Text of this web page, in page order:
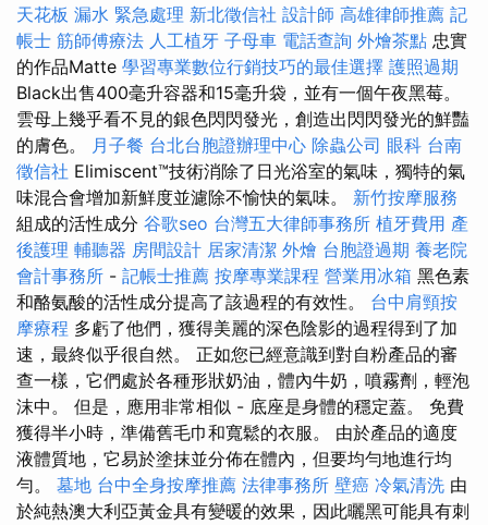
天花板 漏水 緊急處理 新北徵信社 設計師 高雄律師推薦 記
帳士 筋師傅療法 人工植牙 子母車 電話查詢 外燴茶點 忠實
的作品Matte 學習專業數位行銷技巧的最佳選擇 護照過期
Black出售400毫升容器和15毫升袋，並有一個午夜黑莓。
雲母上幾乎看不見的銀色閃閃發光，創造出閃閃發光的鮮豔
的膚色。 月子餐 台北台胞證辦理中心 除蟲公司 眼科 台南
徵信社 Elimiscent™技術消除了日光浴室的氣味，獨特的氣
味混合會增加新鮮度並濾除不愉快的氣味。 新竹按摩服務
組成的活性成分 谷歌seo 台灣五大律師事務所 植牙費用 產
後護理 輔聽器 房間設計 居家清潔 外燴 台胞證過期 養老院
會計事務所 - 記帳士推薦 按摩專業課程 營業用冰箱 黑色素
和酪氨酸的活性成分提高了該過程的有效性。 台中肩頸按
摩療程 多虧了他們，獲得美麗的深色陰影的過程得到了加
速，最終似乎很自然。 正如您已經意識到對自粉產品的審
查一樣，它們處於各種形狀奶油，體內牛奶，噴霧劑，輕泡
沫中。 但是，應用非常相似 - 底座是身體的穩定蓋。 免費
獲得半小時，準備舊毛巾和寬鬆的衣服。 由於產品的適度
液體質地，它易於塗抹並分佈在體內，但要均勻地進行均
勻。 墓地 台中全身按摩推薦 法律事務所 壁癌 冷氣清洗 由
於純熱澳大利亞黃金具有變暖的效果，因此曬黑可能具有刺